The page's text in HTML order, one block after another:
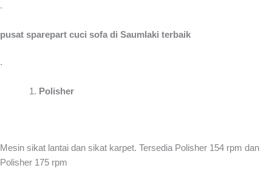
.
pusat sparepart cuci sofa di Saumlaki terbaik
.
Polisher
Mesin sikat lantai dan sikat karpet. Tersedia Polisher 154 rpm dan
Polisher 175 rpm